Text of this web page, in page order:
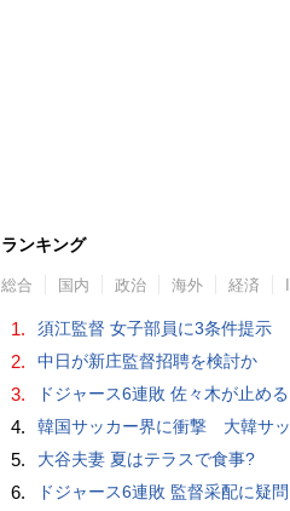
ランキング
総合 国内 政治 海外 経済
1. 須江監督 女子部員に3条件提示
2. 中日が新庄監督招聘を検討か
3. ドジャース6連敗 佐々木が止める
4. 韓国サッカー界に衝撃 大韓サッカー協会に外国人審判への“性的接待”疑惑 韓
5. 大谷夫妻 夏はテラスで食事?
6. ドジャース6連敗 監督采配に疑問